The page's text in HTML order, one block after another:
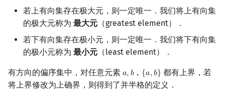
若上有向集存在极大元，则一定唯一．我们将上有向集
的极大元称为 最大元 （greatest element）．
若下有向集存在极小元，则一定唯一．我们将下有向集
的极小元称为 最小元 （least element）．
有方向的偏序集中，对任意元素 𝑎,𝑏
a, b， {𝑎,𝑏}
{a,b} 都有上界，若
将上界修改为上确界，则得到了并半格的定义．